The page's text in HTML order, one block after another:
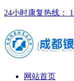
24小时康复热线：
网站首页